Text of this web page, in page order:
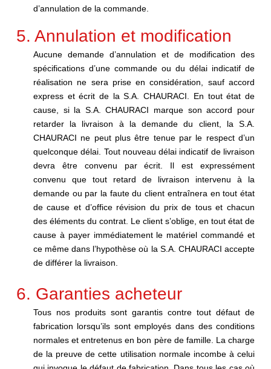
d’annulation de la commande.
5. Annulation et modification
Aucune demande d’annulation et de modification des
spécifications d’une commande ou du délai indicatif de
réalisation ne sera prise en considération, sauf accord
express et écrit de la S.A. CHAURACI. En tout état de
cause, si la S.A. CHAURACI marque son accord pour
retarder la livraison à la demande du client, la S.A.
CHAURACI ne peut plus être tenue par le respect d’un
quelconque délai. Tout nouveau délai indicatif de livraison
devra être convenu par écrit. Il est expressément
convenu que tout retard de livraison intervenu à la
demande ou par la faute du client entraînera en tout état
de cause et d’office révision du prix de tous et chacun
des éléments du contrat. Le client s’oblige, en tout état de
cause à payer immédiatement le matériel commandé et
ce même dans l’hypothèse où la S.A. CHAURACI accepte
de différer la livraison.
6. Garanties acheteur
Tous nos produits sont garantis contre tout défaut de
fabrication lorsqu’ils sont employés dans des conditions
normales et entretenus en bon père de famille. La charge
de la preuve de cette utilisation normale incombe à celui